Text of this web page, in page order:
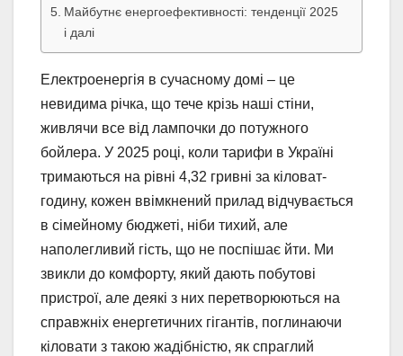
Майбутнє енергоефективності: тенденції 2025
і далі
Електроенергія в сучасному домі – це
невидима річка, що тече крізь наші стіни,
живлячи все від лампочки до потужного
бойлера. У 2025 році, коли тарифи в Україні
тримаються на рівні 4,32 гривні за кіловат-
годину, кожен ввімкнений прилад відчувається
в сімейному бюджеті, ніби тихий, але
наполегливий гість, що не поспішає йти. Ми
звикли до комфорту, який дають побутові
пристрої, але деякі з них перетворюються на
справжніх енергетичних гігантів, поглинаючи
кіловати з такою жадібністю, як спраглий